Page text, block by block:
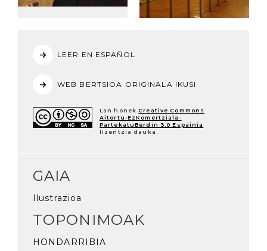
LEER EN ESPAÑOL
WEB BERTSIOA ORIGINALA IKUSI
Lan honek Creative Commons
Aitortu-EzKomertziala-
PartekatuBerdin 3.0 Espainia
lizentzia dauka.
GAIA
Ilustrazioa
TOPONIMOAK
HONDARRIBIA